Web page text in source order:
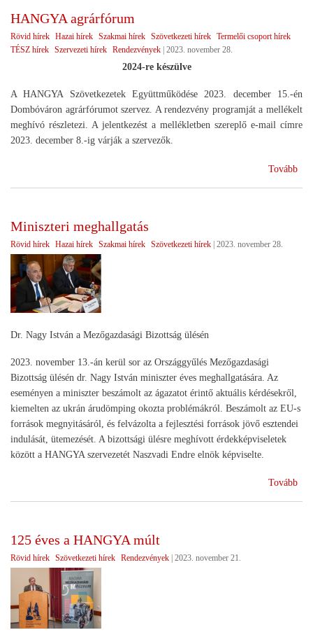
HANGYA agrárfórum
Rövid hírek Hazai hírek Szakmai hírek Szövetkezeti hírek Termelői csoport hírek
TÉSZ hírek Szervezeti hírek Rendezvények 2023. november 28.
2024-re készülve
A HANGYA Szövetkezetek Együttműködése 2023. december 15.-én
Dombóváron agrárfórumot szervez. A rendezvény programját a mellékelt
meghívó részletezi. A jelentkezést a mellékletben szereplő e-mail címre
2023. december 8.-ig várják a szervezők.
Tovább
Miniszteri meghallgatás
Rövid hírek Hazai hírek Szakmai hírek Szövetkezeti hírek | 2023. november 28.
Dr. Nagy István a Mezőgazdasági Bizottság ülésén
2023. november 13.-án kerül sor az Országgyűlés Mezőgazdasági
Bizottság ülésén dr. Nagy István miniszter éves meghallgatására. Az
eseményen a miniszter beszámolt az ágazatot érintő aktuális kérdésekről,
kiemelten az ukrán árudömping okozta problémákról. Beszámolt az EU-s
források megnyitásáról, és felvázolta a fejlesztési források jövő esztendei
indulását, ütemezését. A bizottsági ülésre meghívott érdekképviseletek
között a HANGYA szervezetét Naszvadi Endre elnök képviselte.
Tovább
125 éves a HANGYA múlt
Rövid hírek Szövetkezeti hírek Rendezvények 2023. november 21.